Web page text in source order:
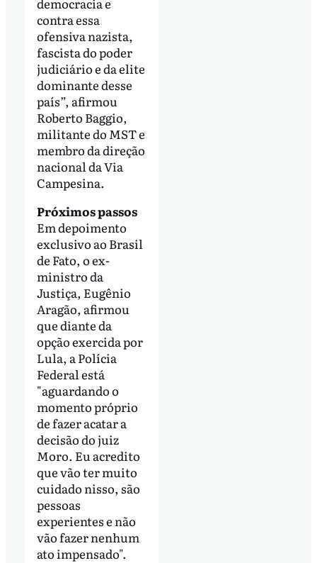
contra essa
ofensiva nazista,
fascista do poder
judiciário e da elite
dominante desse
país”, afirmou
Roberto Baggio,
militante do MST e
membro da direção
nacional da Via
Campesina.
Próximos passos
Em depoimento
exclusivo ao Brasil
de Fato, o ex-
ministro da
Justiça, Eugênio
Aragão, afirmou
que diante da
opção exercida por
Lula, a Polícia
Federal está
"aguardando o
momento próprio
de fazer acatar a
decisão do juiz
Moro. Eu acredito
que vão ter muito
cuidado nisso, são
pessoas
experientes e não
vão fazer nenhum
ato impensado".